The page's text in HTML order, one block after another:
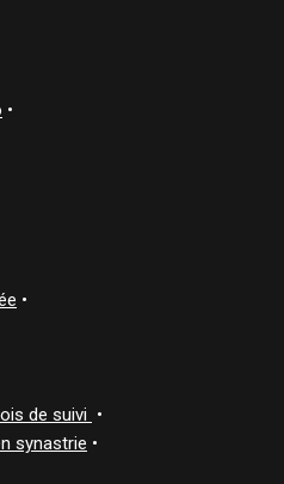
•
•
de suivi •
synastrie •